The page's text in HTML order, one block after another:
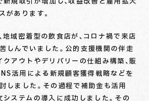
があります。
地域密着型の飲食店が、コロナ禍で来店
しんでいました。公的支援機関の伴走
クアウトやデリバリーの仕組み構築、販
活用による新規顧客獲得戦略などを
しました。その過程で補助金も活用
システムの導入に成功しました。その